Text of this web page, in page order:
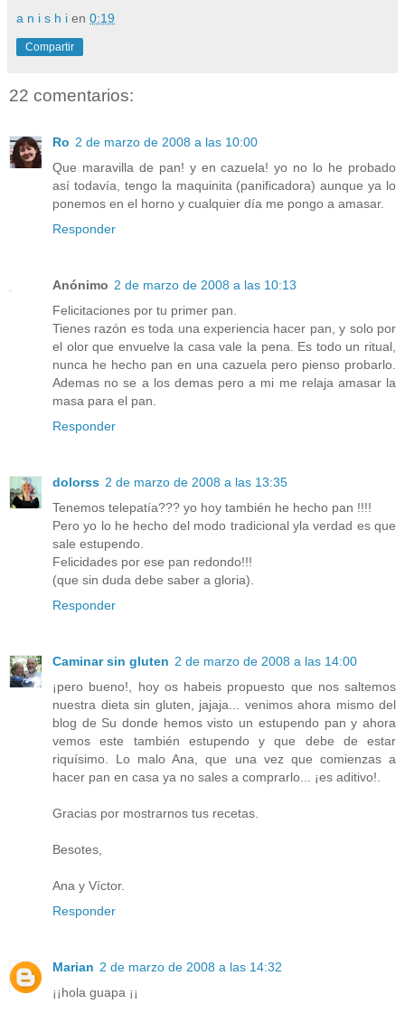
a n i s h i en 0:19
Compartir
22 comentarios:
Ro 2 de marzo de 2008 a las 10:00
Que maravilla de pan! y en cazuela! yo no lo he probado
así todavía, tengo la maquinita (panificadora) aunque ya lo
ponemos en el horno y cualquier día me pongo a amasar.
Responder
Anónimo 2 de marzo de 2008 a las 10:13
Felicitaciones por tu primer pan.
Tienes razón es toda una experiencia hacer pan, y solo por
el olor que envuelve la casa vale la pena. Es todo un ritual,
nunca he hecho pan en una cazuela pero pienso probarlo.
Ademas no se a los demas pero a mi me relaja amasar la
masa para el pan.
Responder
dolorss 2 de marzo de 2008 a las 13:35
Tenemos telepatía??? yo hoy también he hecho pan !!!!
Pero yo lo he hecho del modo tradicional yla verdad es que
sale estupendo.
Felicidades por ese pan redondo!!!
(que sin duda debe saber a gloria).
Responder
Caminar sin gluten 2 de marzo de 2008 a las 14:00
¡pero bueno!, hoy os habeis propuesto que nos saltemos
nuestra dieta sin gluten, jajaja... venimos ahora mismo del
blog de Su donde hemos visto un estupendo pan y ahora
vemos este también estupendo y que debe de estar
riquísimo. Lo malo Ana, que una vez que comienzas a
hacer pan en casa ya no sales a comprarlo... ¡es aditivo!.
Gracias por mostrarnos tus recetas.
Besotes,
Ana y Víctor.
Responder
Marian 2 de marzo de 2008 a las 14:32
¡¡hola guapa ¡¡